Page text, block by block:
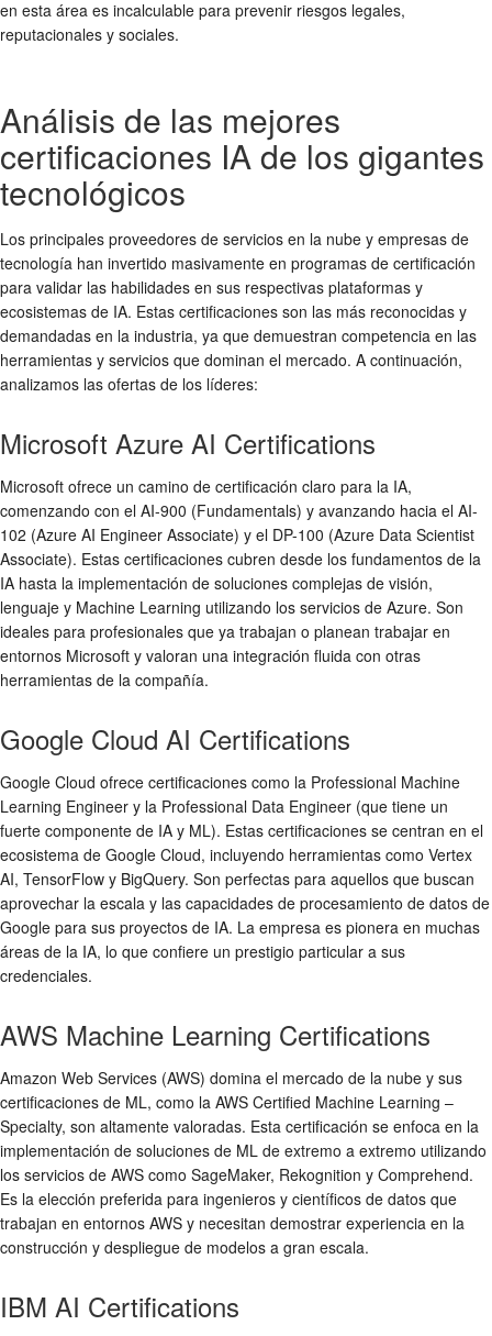
en esta área es incalculable para prevenir riesgos legales,
reputacionales y sociales.
Análisis de las mejores
certificaciones IA de los gigantes
tecnológicos
Los principales proveedores de servicios en la nube y empresas de
tecnología han invertido masivamente en programas de certificación
para validar las habilidades en sus respectivas plataformas y
ecosistemas de IA. Estas certificaciones son las más reconocidas y
demandadas en la industria, ya que demuestran competencia en las
herramientas y servicios que dominan el mercado. A continuación,
analizamos las ofertas de los líderes:
Microsoft Azure AI Certifications
Microsoft ofrece un camino de certificación claro para la IA,
comenzando con el AI-900 (Fundamentals) y avanzando hacia el AI-
102 (Azure AI Engineer Associate) y el DP-100 (Azure Data Scientist
Associate). Estas certificaciones cubren desde los fundamentos de la
IA hasta la implementación de soluciones complejas de visión,
lenguaje y Machine Learning utilizando los servicios de Azure. Son
ideales para profesionales que ya trabajan o planean trabajar en
entornos Microsoft y valoran una integración fluida con otras
herramientas de la compañía.
Google Cloud AI Certifications
Google Cloud ofrece certificaciones como la Professional Machine
Learning Engineer y la Professional Data Engineer (que tiene un
fuerte componente de IA y ML). Estas certificaciones se centran en el
ecosistema de Google Cloud, incluyendo herramientas como Vertex
AI, TensorFlow y BigQuery. Son perfectas para aquellos que buscan
aprovechar la escala y las capacidades de procesamiento de datos de
Google para sus proyectos de IA. La empresa es pionera en muchas
áreas de la IA, lo que confiere un prestigio particular a sus
credenciales.
AWS Machine Learning Certifications
Amazon Web Services (AWS) domina el mercado de la nube y sus
certificaciones de ML, como la AWS Certified Machine Learning –
Specialty, son altamente valoradas. Esta certificación se enfoca en la
implementación de soluciones de ML de extremo a extremo utilizando
los servicios de AWS como SageMaker, Rekognition y Comprehend.
Es la elección preferida para ingenieros y científicos de datos que
trabajan en entornos AWS y necesitan demostrar experiencia en la
construcción y despliegue de modelos a gran escala.
IBM AI Certifications